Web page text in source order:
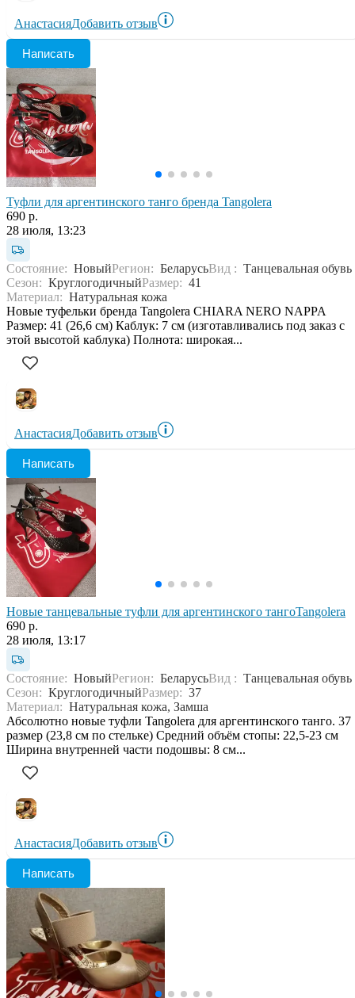
АнастасияДобавить отзыв
Написать
Туфли для аргентинского танго бренда Tangolera
690 р.
28 июля, 13:23
Состояние: НовыйРегион: БеларусьВид : Танцевальная обувь
Сезон: КруглогодичныйРазмер: 41
Материал: Натуральная кожа
Новые туфельки бренда Tangolera CHIARA NERO NAPPA
Размер: 41 (26,6 см) Каблук: 7 см (изготавливались под заказ с
этой высотой каблука) Полнота: широкая...
АнастасияДобавить отзыв
Написать
Новые танцевальные туфли для аргентинского тангоTangolera
690 р.
28 июля, 13:17
Состояние: НовыйРегион: БеларусьВид : Танцевальная обувь
Сезон: КруглогодичныйРазмер: 37
Материал: Натуральная кожа, Замша
Абсолютно новые туфли Tangolera для аргентинского танго. 37
размер (23,8 см по стельке) Средний объём стопы: 22,5-23 см
Ширина внутренней части подошвы: 8 см...
АнастасияДобавить отзыв
Написать